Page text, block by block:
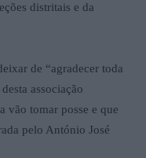
distritais e da
de “agradecer toda
associação
vão tomar posse e que
pelo António José